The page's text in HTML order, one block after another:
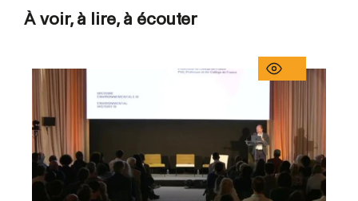
À voir, à lire, à écouter